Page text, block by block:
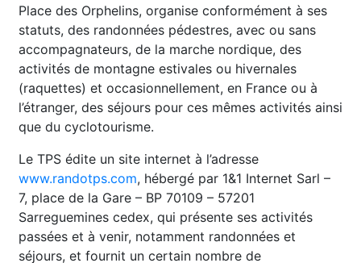
Place des Orphelins, organise conformément à ses
statuts, des randonnées pédestres, avec ou sans
accompagnateurs, de la marche nordique, des
activités de montagne estivales ou hivernales
(raquettes) et occasionnellement, en France ou à
l’étranger, des séjours pour ces mêmes activités ainsi
que du cyclotourisme.
Le TPS édite un site internet à l’adresse
www.randotps.com, hébergé par 1&1 Internet Sarl –
7, place de la Gare – BP 70109 – 57201
Sarreguemines cedex, qui présente ses activités
passées et à venir, notamment randonnées et
séjours, et fournit un certain nombre de